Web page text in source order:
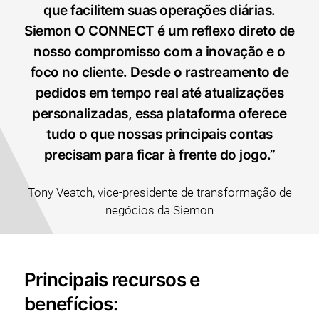
que facilitem suas operações diárias.
Siemon O CONNECT é um reflexo direto de
nosso compromisso com a inovação e o
foco no cliente. Desde o rastreamento de
pedidos em tempo real até atualizações
personalizadas, essa plataforma oferece
tudo o que nossas principais contas
precisam para ficar à frente do jogo.”
Tony Veatch, vice-presidente de transformação de
negócios da Siemon
Principais recursos e
benefícios: